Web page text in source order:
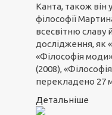
Канта, також він
філософії
всесвітню славу
дослідження, як
«Філософія
(2008),
перекладено 27
Детальніше